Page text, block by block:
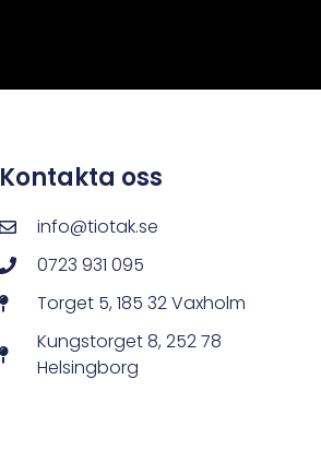
Kontakta oss
info@tiotak.se
0723 931 095
Torget 5, 185 32 Vaxholm
Kungstorget 8, 252 78
Helsingborg